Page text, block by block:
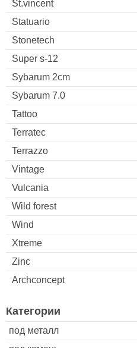
St.vincent
Statuario
Stonetech
Super s-12
Sybarum 2cm
Sybarum 7.0
Tattoo
Terratec
Terrazzo
Vintage
Vulcania
Wild forest
Wind
Xtreme
Zinc
Archconcept
Категории
под металл